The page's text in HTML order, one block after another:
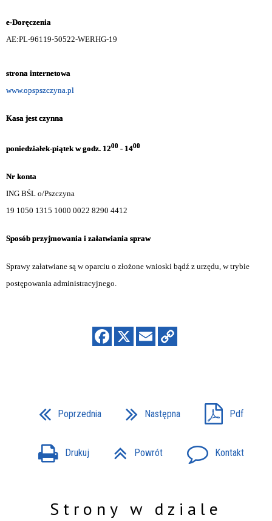
e-Doręczenia
AE:PL-96119-50522-WERHG-19
strona internetowa
www.opspszczyna.pl
Kasa jest czynna
poniedziałek-piątek w godz. 1200 - 1400
Nr konta
ING BŚL o/Pszczyna
19 1050 1315 1000 0022 8290 4412
Sposób przyjmowania i załatwiania spraw
Sprawy załatwiane są w oparciu o złożone wnioski bądź z urzędu, w trybie
postępowania administracyjnego.
Poprzednia Następna Pdf
Drukuj Powrót Kontakt
Strony w dziale